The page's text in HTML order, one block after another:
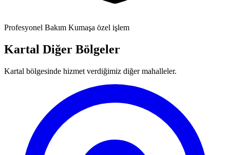
Profesyonel Bakım Kumaşa özel işlem
Kartal Diğer Bölgeler
Kartal bölgesinde hizmet verdiğimiz diğer mahalleler.